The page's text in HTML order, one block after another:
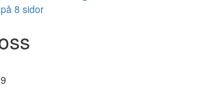
8 sidor